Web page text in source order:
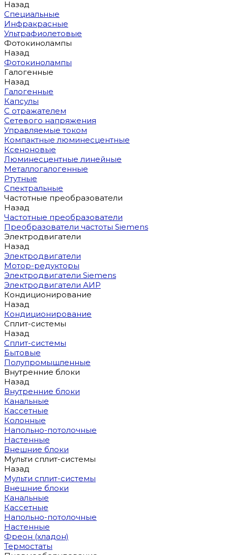
Назад
Специальные
Инфракрасные
Ультрафиолетовые
Фотокинолампы
Назад
Фотокинолампы
Галогенные
Назад
Галогенные
Капсулы
С отражателем
Сетевого напряжения
Управляемые током
Компактные люминесцентные
Ксеноновые
Люминесцентные линейные
Металлогалогенные
Ртутные
Спектральные
Частотные преобразователи
Назад
Частотные преобразователи
Преобразователи частоты Siemens
Электродвигатели
Назад
Электродвигатели
Мотор-редукторы
Электродвигатели Siemens
Электродвигатели АИР
Кондиционирование
Назад
Кондиционирование
Сплит-системы
Назад
Сплит-системы
Бытовые
Полупромышленные
Внутренние блоки
Назад
Внутренние блоки
Канальные
Кассетные
Колонные
Напольно-потолочные
Настенные
Внешние блоки
Мульти сплит-системы
Назад
Мульти сплит-системы
Внешние блоки
Канальные
Кассетные
Напольно-потолочные
Настенные
Фреон (хладон)
Термостаты